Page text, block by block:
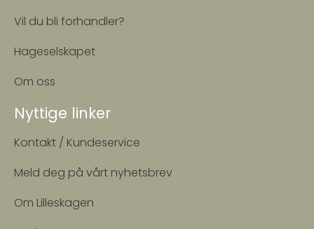
Vil du bli forhandler?
Hageselskapet
Om oss
Nyttige linker
Kontakt / Kundeservice
Meld deg på vårt nyhetsbrev
Om Lilleskagen